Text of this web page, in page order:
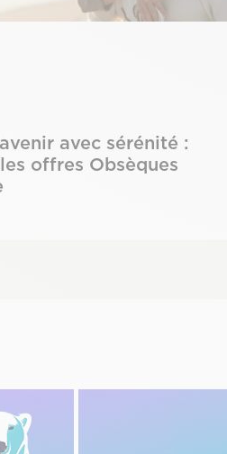
avec sérénité :
offres Obsèques